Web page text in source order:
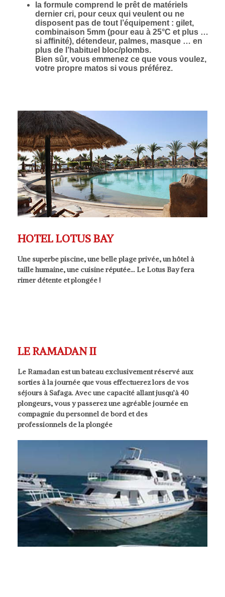
la formule comprend le prêt de matériels
dernier cri, pour ceux qui veulent ou ne
disposent pas de tout l’équipement : gilet,
combinaison 5mm (pour eau à 25°C et plus …
si affinité), détendeur, palmes, masque … en
plus de l’habituel bloc/plombs.
Bien sûr, vous emmenez ce que vous voulez,
votre propre matos si vous préférez.
HOTEL LOTUS BAY
Une superbe piscine, une belle plage privée, un hôtel à
taille humaine, une cuisine réputée… Le Lotus Bay fera
rimer détente et plongée !
LE RAMADAN II
Le Ramadan est un bateau exclusivement réservé aux
sorties à la journée que vous effectuerez lors de vos
séjours à Safaga. Avec une capacité allant jusqu’à 40
plongeurs, vous y passerez une agréable journée en
compagnie du personnel de bord et des
professionnels de la plongée